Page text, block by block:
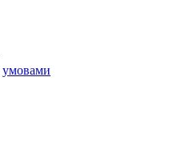
умовами